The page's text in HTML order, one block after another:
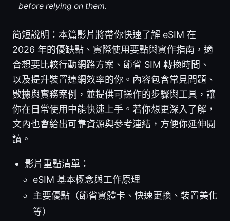
before relying on them.
简短說明：本篇影片將帶你快速了解 eSIM 在
2026 年的優缺點、實際使用要點與實作指南，適
合想要比較行動網路方案、節省 SIM 轉換時間、
以及提升裝置連網效率的你。內容包含常見問題、
數據與實務案例，並提供可操作的步驟與工具，讓
你在日常使用中能快速上手。若你想更深入了解，
文內也會給出可靠資源與參考連結，方便你延伸閱
讀。
影片重點清單：
eSIM 基本概念與工作原理
主要優點（節省實體卡、快速更換、裝置美化
等）